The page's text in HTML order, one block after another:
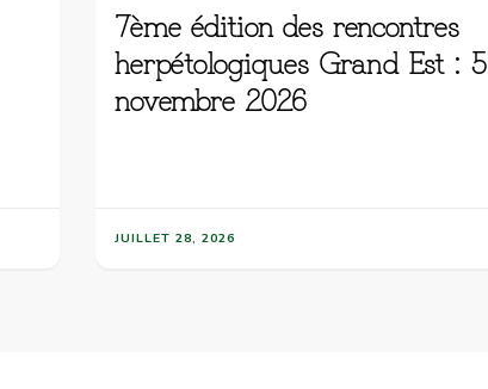
7ème édition des rencontres
herpétologiques Grand Est : 5
novembre 2026
JUILLET 28, 2026